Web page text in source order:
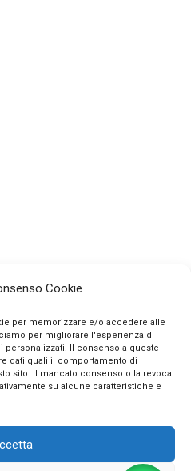
Cookie
per memorizzare e/o accedere alle
per migliorare l'esperienza di
personalizzati. Il consenso a queste
dati quali il comportamento di
sito. Il mancato consenso o la revoca
su alcune caratteristiche e